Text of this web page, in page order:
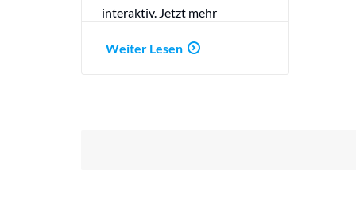
interaktiv. Jetzt mehr
dein Event sichern.
Weiter Lesen